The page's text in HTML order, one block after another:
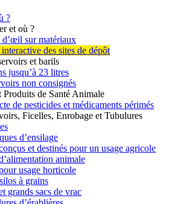
?
et où ?
d’œil sur matériaux
des sites de dépôt
et barils
jusqu’à 23 litres
non consignés
Produits de Santé Animale
de pesticides et médicaments périmés
Ficelles, Enrobage et Tubulures
d’ensilage
et destinés pour un usage agricole
animale
usage horticole
à grains
grands sacs de vrac